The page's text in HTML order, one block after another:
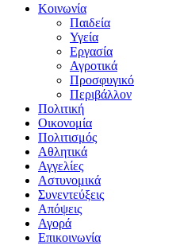
Κοινωνία
Παιδεία
Υγεία
Εργασία
Αγροτικά
Προσφυγικό
Περιβάλλον
Πολιτική
Οικονομία
Πολιτισμός
Αθλητικά
Αγγελίες
Αστυνομικά
Συνεντεύξεις
Απόψεις
Αγορά
Επικοινωνία